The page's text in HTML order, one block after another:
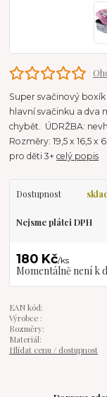
Super svačinový
hlavní svačinku a dva
chybět. ÚDRŽBA:
Rozměry: 19,5 x 16,5
pro děti 3+celý popis
Dostupnost
Nejsme plátci DPH
180 Kč/ks
Momentálně není k
EAN kód:
Výrobce :
Rozměry:
Materiál:
Hlídat cenu / dostupnost